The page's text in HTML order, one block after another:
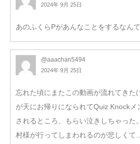
2024年 9月 25日
あのふくらPがあんなことをするなん
@aaachan5494
2024年 9月 25日
忘れた頃にまたこの動画が流れてきた
が天にお帰りになられてQuiz Knockメ
されるところ、もらい泣きしちゃった
村様が行ってしまわれるのが悲しくて